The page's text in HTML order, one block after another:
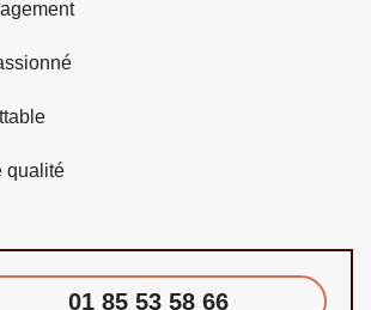
qualité
01 85 53 58 66